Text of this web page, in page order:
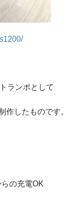
ランポとして
作したものです
の充電OK